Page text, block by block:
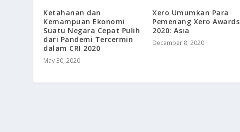
Ketahanan dan
Kemampuan Ekonomi
Suatu Negara Cepat Pulih
dari Pandemi Tercermin
dalam CRI 2020
May 30, 2020
Xero Umumkan Para
Pemenang Xero Awards
2020: Asia
December 8, 2020